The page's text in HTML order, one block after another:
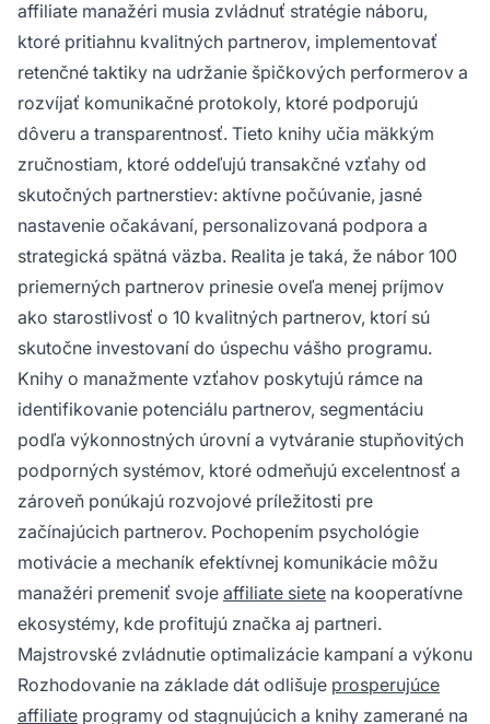
affiliate manažéri musia zvládnuť stratégie náboru,
ktoré pritiahnu kvalitných partnerov, implementovať
retenčné taktiky na udržanie špičkových performerov a
rozvíjať komunikačné protokoly, ktoré podporujú
dôveru a transparentnosť. Tieto knihy učia mäkkým
zručnostiam, ktoré oddeľujú transakčné vzťahy od
skutočných partnerstiev: aktívne počúvanie, jasné
nastavenie očakávaní, personalizovaná podpora a
strategická spätná väzba. Realita je taká, že nábor 100
priemerných partnerov prinesie oveľa menej príjmov
ako starostlivosť o 10 kvalitných partnerov, ktorí sú
skutočne investovaní do úspechu vášho programu.
Knihy o manažmente vzťahov poskytujú rámce na
identifikovanie potenciálu partnerov, segmentáciu
podľa výkonnostných úrovní a vytváranie stupňovitých
podporných systémov, ktoré odmeňujú excelentnosť a
zároveň ponúkajú rozvojové príležitosti pre
začínajúcich partnerov. Pochopením psychológie
motivácie a mechaník efektívnej komunikácie môžu
manažéri premeniť svoje affiliate siete na kooperatívne
ekosystémy, kde profitujú značka aj partneri.
Majstrovské zvládnutie optimalizácie kampaní a výkonu
Rozhodovanie na základe dát odlišuje prosperujúce
affiliate programy od stagnujúcich a knihy zamerané na